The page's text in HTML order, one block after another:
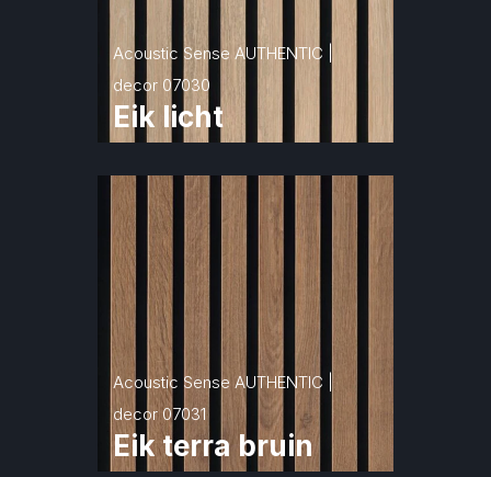
Acoustic Sense AUTHENTIC |
decor 07030
Eik licht
Acoustic Sense AUTHENTIC |
decor 07031
Eik terra bruin